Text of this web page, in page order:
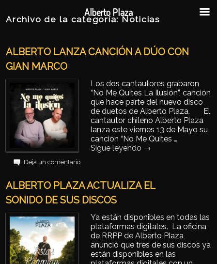
Archivo de la categoría: Noticias
ALBERTO LANZA CANCIÓN A DÚO CON
GIAN MARCO
Los dos cantautores grabaron
“No Me Quites La Ilusión”, canción
que hace parte del nuevo disco
de duetos de Alberto Plaza. El
cantautor chileno Alberto Plaza
lanza este viernes 13 de Mayo su
canción “No Me Quites …
Sigue leyendo →
Deja un comentario
ALBERTO PLAZA ACTUALIZA EL
SONIDO DE SUS DISCOS
Ya están disponibles en todas las
plataformas digitales. La oficina
de RRPP de Alberto Plaza
anunció que tres de sus discos ya
están disponibles en las
Alberto Plaza